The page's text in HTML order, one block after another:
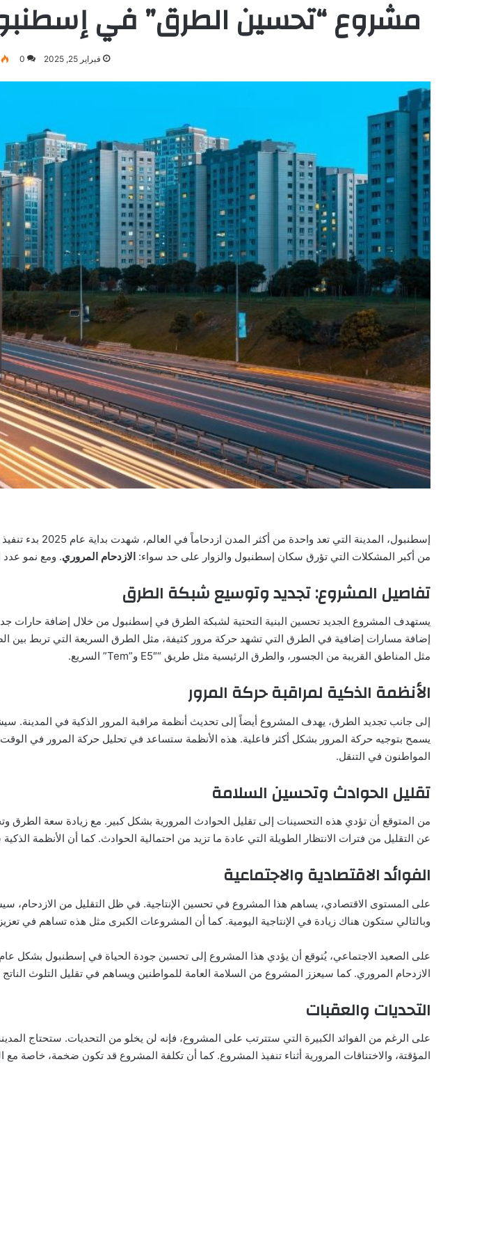
مشروع “تحسين الطرق” في
فبراير 25, 2025 0
إسطنبول،
من أكبر المشكلات التي تؤرق سكان إسطنبول والزوار على حد سواء: الازدحام المروري. ومع نمو
تفاصيل المشروع: تجديد وتوسيع شبكة الطرق
يستهدف المشروع الجديد تحسين البنية التحتية لشبكة الطرق في إسطنبول من خلال إضافة حارات
إضافة مسارات إضافية في الطرق التي تشهد حركة مرور كثيفة، مثل الطرق السريعة التي تربط بين
مثل المناطق القريبة من الجسور، والطرق الرئيسية مثل طريق “E5″ و”Tem” السريع.
الأنظمة الذكية لمراقبة حركة المرور
إلى جانب تجديد الطرق، يهدف المشروع أيضاً إلى تحديث أنظمة مراقبة المرور الذكية في المدينة.
يسمح بتوجيه حركة المرور بشكل أكثر فاعلية. هذه الأنظمة ستساعد في تحليل حركة المرور في
المواطنون في التنقل.
تقليل الحوادث وتحسين السلامة
من المتوقع أن تؤدي هذه التحسينات إلى تقليل الحوادث المرورية بشكل كبير. مع زيادة سعة
عن التقليل من فترات الانتظار الطويلة التي عادة ما تزيد من احتمالية الحوادث. كما أن الأنظمة
الفوائد الاقتصادية والاجتماعية
على المستوى الاقتصادي، يساهم هذا المشروع في تحسين الإنتاجية. في ظل التقليل من الازدحام،
وبالتالي ستكون هناك زيادة في الإنتاجية اليومية. كما أن المشروعات الكبرى مثل هذه تساهم في تعزيز
على الصعيد الاجتماعي، يُتوقع أن يؤدي هذا المشروع إلى تحسين جودة الحياة في إسطنبول بشكل عام.
الازدحام المروري. كما سيعزز المشروع من السلامة العامة للمواطنين ويساهم في تقليل التلوث الناتج
التحديات والعقبات
على الرغم من الفوائد الكبيرة التي ستترتب على المشروع، فإنه لن يخلو من التحديات. ستحتاج
المؤقتة، والاختناقات المرورية أثناء تنفيذ المشروع. كما أن تكلفة المشروع قد تكون ضخمة، خاصة مع